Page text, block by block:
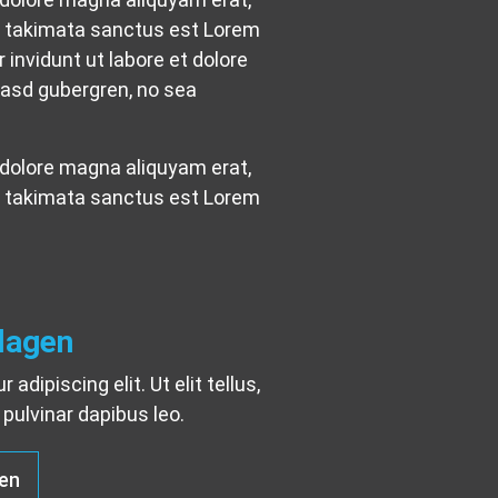
takimata sanctus est Lorem
ut labore et dolore
gubergren, no sea
magna aliquyam erat,
takimata sanctus est Lorem
adipiscing elit. Ut elit tellus,
dapibus leo.